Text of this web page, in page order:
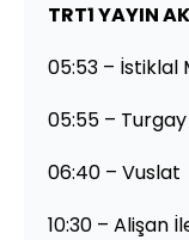
TRT1 YAYIN
05:53 – İstiklal
05:55 –
06:40 – Vuslat
10:30 – Alişan